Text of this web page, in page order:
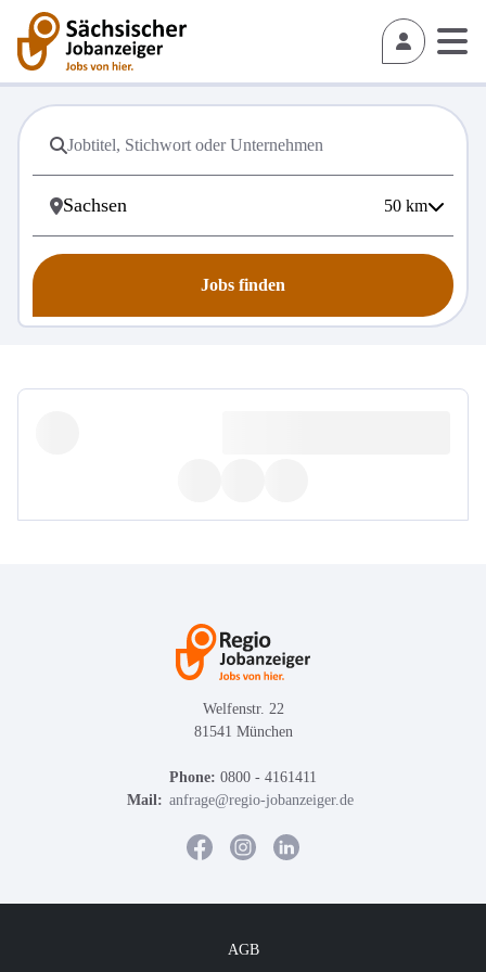
50 km
Jobs finden
Welfenstr. 22
81541 München
Phone: 0800 - 4161411
Mail: anfrage@regio-jobanzeiger.de
AGB